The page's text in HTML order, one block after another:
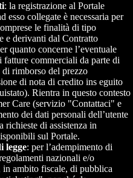
: la registrazione al Portale
esso collegate è necessaria per
le finalità di tipo
e derivanti dal Contratto
quanto concerne l’eventuale
fatture commerciali da parte di
rimborso del prezzo
di nota di credito ins eguito
Rientra in questo contesto
Care (servizio "Contattaci" e
dei dati personali dell’utente
richieste di assistenza in
sul Portale.
legge: per l’adempimento di
nazionali e/o
ambito fiscale, di pubblica